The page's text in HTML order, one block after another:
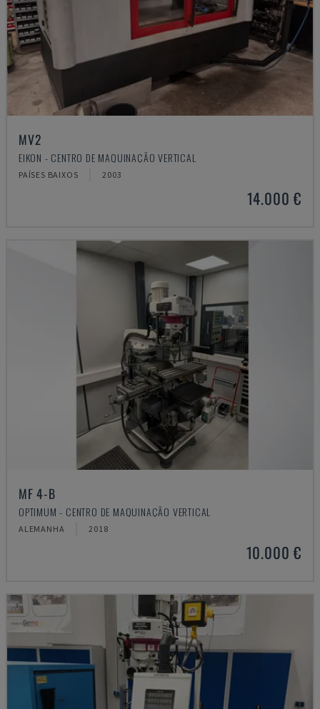
MV2
EIKON - CENTRO DE MAQUINAÇÃO VERTICAL
PAÍSES BAIXOS 2003
14.000 €
MF 4-B
OPTIMUM - CENTRO DE MAQUINAÇÃO VERTICAL
ALEMANHA 2018
10.000 €